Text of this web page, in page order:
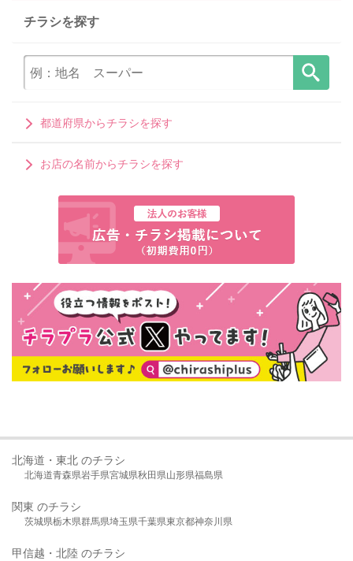
チラシを探す
都道府県からチラシを探す
お店の名前からチラシを探す
北海道・東北 のチラシ
北海道青森県岩手県宮城県秋田県山形県福島県
関東 のチラシ
茨城県栃木県群馬県埼玉県千葉県東京都神奈川県
甲信越・北陸 のチラシ